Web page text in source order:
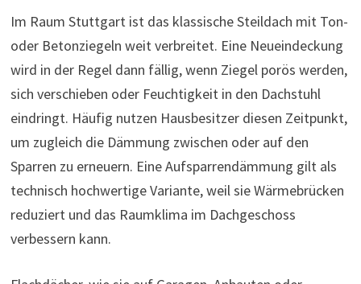
Im Raum Stuttgart ist das klassische Steildach mit Ton-
oder Betonziegeln weit verbreitet. Eine Neueindeckung
wird in der Regel dann fällig, wenn Ziegel porös werden,
sich verschieben oder Feuchtigkeit in den Dachstuhl
eindringt. Häufig nutzen Hausbesitzer diesen Zeitpunkt,
um zugleich die Dämmung zwischen oder auf den
Sparren zu erneuern. Eine Aufsparrendämmung gilt als
technisch hochwertige Variante, weil sie Wärmebrücken
reduziert und das Raumklima im Dachgeschoss
verbessern kann.